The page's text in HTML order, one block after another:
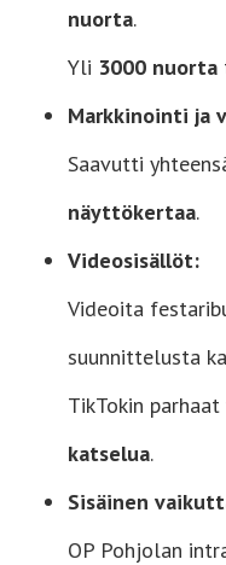
nuorta.
Yli 3000 nuorta
Markkinointi ja
Saavutti
näyttökertaa.
Videosisällöt:
Videoita
suunnittelusta
TikTokin
katselua.
Sisäinen
OP Pohjolan